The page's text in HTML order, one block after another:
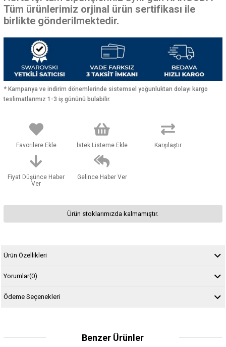
Tüm ürünlerimiz orjinal ürün sertifikası ile
birlikte gönderilmektedir.
* Kampanya ve indirim dönemlerinde sistemsel yoğunluktan dolayı kargo
teslimatlarımız 1-3 iş gününü bulabilir.
Favorilere Ekle İstek Listeme Ekle Karşılaştır
Fiyat Düşünce Haber
Ver
Gelince Haber Ver
Ürün stoklarımızda kalmamıştır.
Ürün Özellikleri
Yorumlar(0)
Ödeme Seçenekleri
Benzer Ürünler